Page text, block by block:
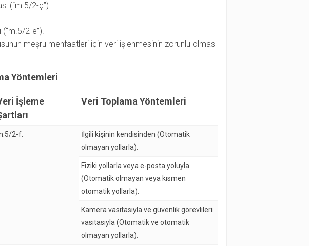
(“m.5/2-ç”).
(“m.5/2-e”).
meşru menfaatleri için veri işlenmesinin zorunlu olması
Yöntemleri
İşleme
Veri Toplama Yöntemleri
2-f.
İlgili kişinin kendisinden (Otomatik
olmayan yollarla).
Fiziki yollarla veya e-posta yoluyla
(Otomatik olmayan veya kısmen
otomatik yollarla).
Kamera vasıtasıyla ve güvenlik görevlileri
vasıtasıyla (Otomatik ve otomatik
olmayan yollarla).